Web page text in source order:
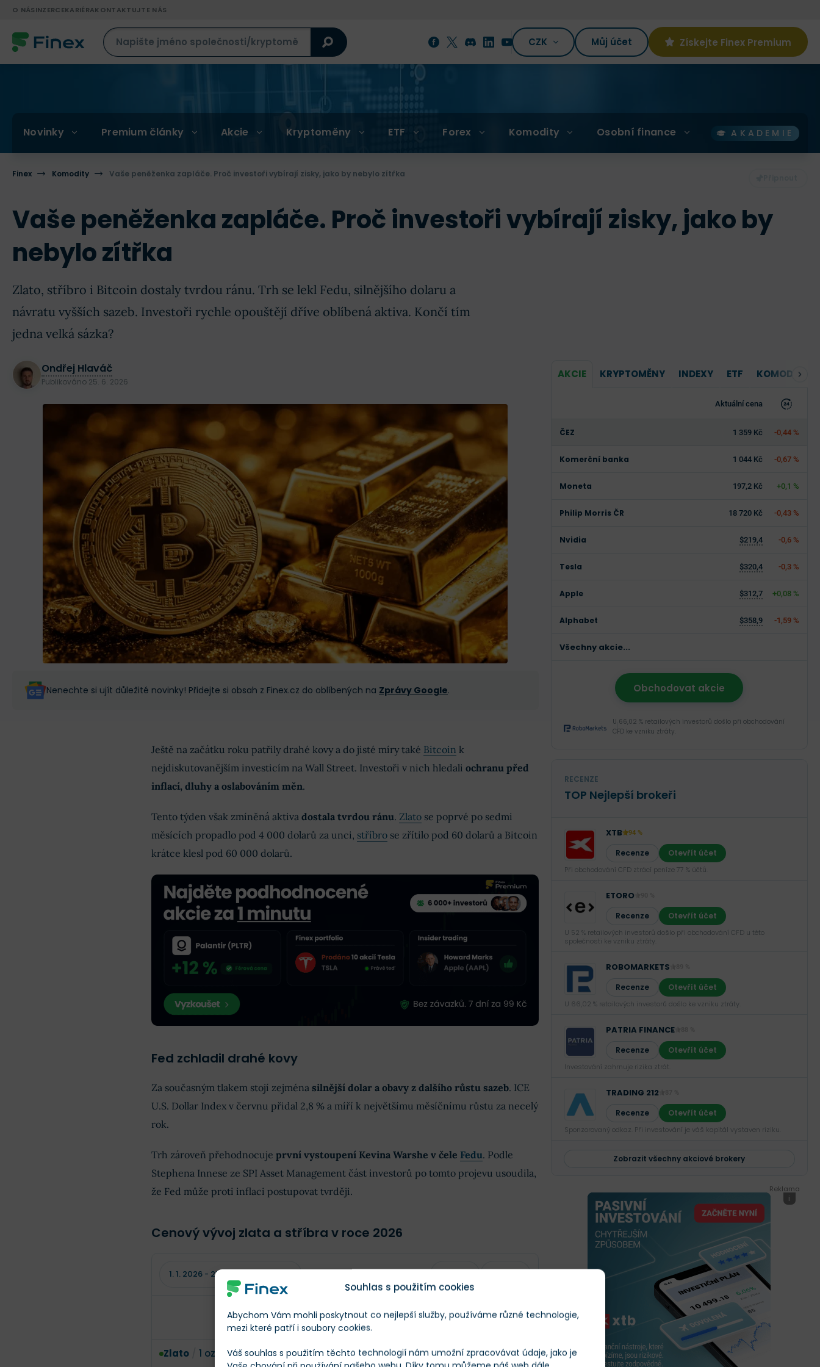
Souhlas s použitím cookies
Abychom Vám mohli poskytnout co nejlepší služby, používáme různé technologie,
mezi které patří i soubory cookies.
Váš souhlas s použitím těchto technologií nám umožní zpracovávat údaje, jako je
O NÁSINZERCEKARIÉRAKONTAKTUJTE NÁS
CZK Můj účet Získejte Finex Premium
Novinky Premium články Akcie Kryptoměny ETF Forex Komodity Osobní finance AKADEMIE
Finex Komodity Vaše peněženka zapláče. Proč investoři vybírají zisky, jako by nebylo zítřka
Vaše peněženka zapláče. Proč investoři vybírají zisky, jako by
nebylo zítřka
Zlato, stříbro i Bitcoin dostaly tvrdou ránu. Trh se lekl Fedu, silnějšího dolaru a
návratu vyšších sazeb. Investoři rychle opouštějí dříve oblíbená aktiva. Končí tím
jedna velká sázka?
Ondřej Hlaváč
Publikováno 25. 6. 2026
Nenechte si ujít důležité novinky! Přidejte si obsah z Finex.cz do oblíbených na Zprávy Google.
Ještě na začátku roku patřily drahé kovy a do jisté míry také Bitcoin k
nejdiskutovanějším investicím na Wall Street. Investoři v nich hledali ochranu před
inflací, dluhy a oslabováním měn.
Tento týden však zmíněná aktiva dostala tvrdou ránu. Zlatose poprvé po sedmi
měsících propadlo pod 4 000 dolarů za unci, stříbrose zřítilo pod 60 dolarů a Bitcoin
krátce klesl pod 60 000 dolarů.
Fed zchladil drahé kovy
Za současným tlakem stojí zejména silnější dolar a obavy z dalšího růstu sazeb. ICE
U.S. Dollar Index v červnu přidal 2,8 % a míří k největšímu měsíčnímu růstu za necelý
rok.
Trh zároveň přehodnocuje první vystoupení Kevina Warshe v čele Fedu. Podle
Stephena Innese ze SPI Asset Management část investorů po tomto projevu usoudila,
že Fed může proti inflaci postupovat tvrději.
Cenový vývoj zlata a stříbra v roce 2026
Aktuální cena
Zlato 1 oz zlata $4 013 $-317,6 -7,33 %
AKCIE KRYPTOMĚNY INDEXY ETF KOMODITY
Aktuální cena
ČEZ 1 359 Kč -0,44 %
Komerční banka 1 044 Kč -0,67 %
Moneta 197,2 Kč +0,1 %
Philip Morris ČR 18 720 Kč -0,43 %
Nvidia $219,4 -0,6 %
Tesla $320,4 -0,3 %
Apple $312,7 +0,08 %
Alphabet $358,9 -1,59 %
Všechny akcie...
Obchodovat akcie
U 66,02 % retailových investorů došlo při obchodování
CFD ke vzniku ztráty.
RECENZE
TOP Nejlepší brokeři
XTB 94 %
Recenze Otevřít účet
Při obchodování CFD ztrácí peníze 77 % účtů.
ETORO
Recenze Otevřít účet
U 52 % retailových investorů došlo při obchodování CFD u této
společnosti ke vzniku ztráty.
ROBOMARKETS
Recenze Otevřít účet
U 66,02 % retailových investorů došlo ke vzniku ztráty.
PATRIA FINANCE
Recenze Otevřít účet
Investování zahrnuje rizika ztrát.‎
TRADING 212
Recenze Otevřít účet
Sponzorovaný odkaz. Při investování je váš kapitál vystaven riziku.
Zobrazit všechny akciové brokery
Reklama
i